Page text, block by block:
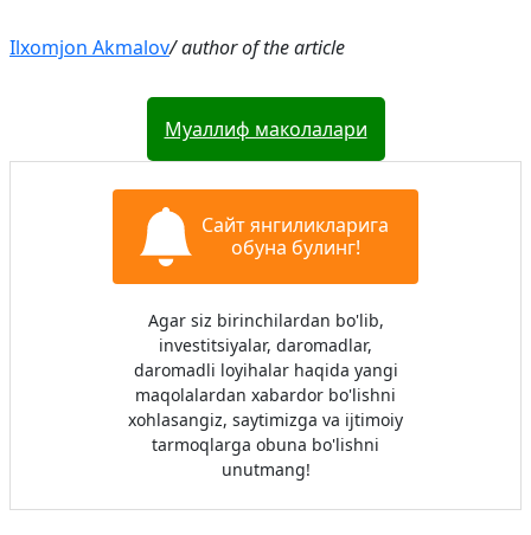
Ilxomjon Akmalov/ author of the article
Муаллиф маколалари
Сайт янгиликларига
обуна булинг!
Agar siz birinchilardan bo'lib,
investitsiyalar, daromadlar,
daromadli loyihalar haqida yangi
maqolalardan xabardor bo'lishni
xohlasangiz, saytimizga va ijtimoiy
tarmoqlarga obuna bo'lishni
unutmang!